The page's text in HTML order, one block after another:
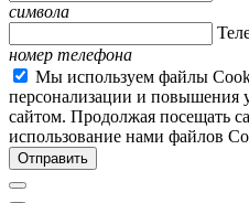
символа
номер телефона
Мы используем файлы
персонализации и повышения
сайтом. Продолжая посещать
использование нами файлов